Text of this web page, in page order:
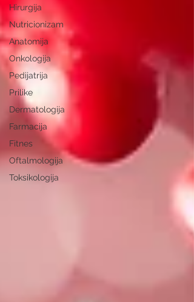
Hirurgija
Nutricionizam
Anatomija
Onkologija
Pedijatrija
Prilike
Dermatologija
Farmacija
Fitnes
Oftalmologija
Toksikologija